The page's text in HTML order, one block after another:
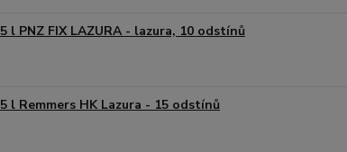
5 l PNZ FIX LAZURA - lazura, 10 odstínů
5 l Remmers HK Lazura - 15 odstínů